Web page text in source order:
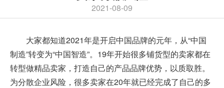
2021-08-09
大家都知道2021年是开启中国品牌的元年，从“中国
制造”转变为“中国智造”。19年开始很多铺货型的卖家都在
转型做精品卖家，打造自己的产品品牌优势，以质取胜。
为分散企业风险，很多卖家在20年就已经完成了自己的多